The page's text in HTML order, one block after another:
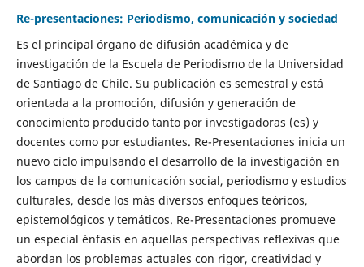
Re-presentaciones: Periodismo, comunicación y sociedad
Es el principal órgano de difusión académica y de
investigación de la Escuela de Periodismo de la Universidad
de Santiago de Chile. Su publicación es semestral y está
orientada a la promoción, difusión y generación de
conocimiento producido tanto por investigadoras (es) y
docentes como por estudiantes. Re-Presentaciones inicia un
nuevo ciclo impulsando el desarrollo de la investigación en
los campos de la comunicación social, periodismo y estudios
culturales, desde los más diversos enfoques teóricos,
epistemológicos y temáticos. Re-Presentaciones promueve
un especial énfasis en aquellas perspectivas reflexivas que
abordan los problemas actuales con rigor, creatividad y